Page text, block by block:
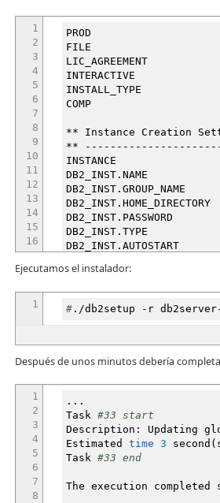
1
2
3
4
5
6
7
8
9
10
11
12
13
14
15
16
17
18
21
PROD =
FILE
LIC_AGREEMENT =
INTERACTIVE =
INSTALL_TYPE =
COMP =
** Instance Creation
**
INSTANCE =
DB2_INST.NAME
DB2_INST.PASSWORD
DB2_INST.TYPE
DB2_INST.AUTOSTART
DB2_INST.SVCENAME
Ejecutamos el instalador:
1 #. /db2setup -r
Después de unos minutos debería
1
2
3
4
5
6
7
8
...
Task #33 start
Description: Updating
Estimated time 3 second (
Task #33 end
The execution completed